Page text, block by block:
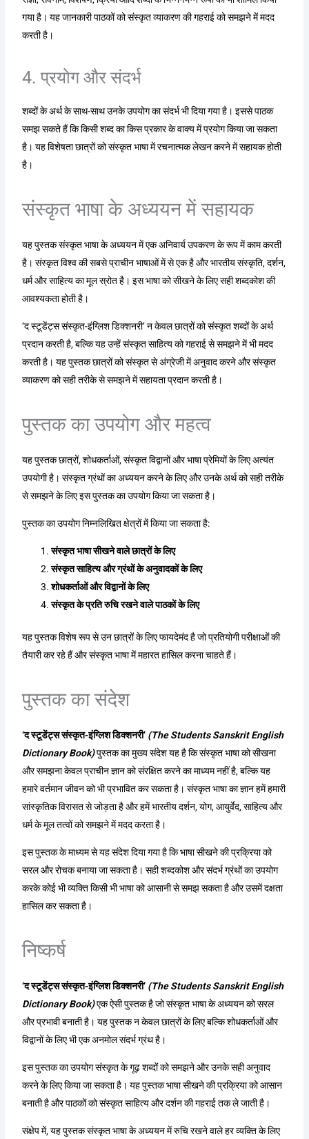
गया है। यह जानकारी पाठकों को संस्कृत व्याकरण की गहराई को समझने में मदद
करती है।
4. प्रयोग और संदर्भ
शब्दों के अर्थ के साथ-साथ उनके उपयोग का संदर्भ भी दिया गया है। इससे पाठक
समझ सकते हैं कि किसी शब्द का किस प्रकार के वाक्य में प्रयोग किया जा सकता
है। यह विशेषता छात्रों को संस्कृत भाषा में रचनात्मक लेखन करने में सहायक होती
है।
संस्कृत भाषा के अध्ययन में सहायक
यह पुस्तक संस्कृत भाषा के अध्ययन में एक अनिवार्य उपकरण के रूप में काम करती
है। संस्कृत विश्व की सबसे प्राचीन भाषाओं में से एक है और भारतीय संस्कृति, दर्शन,
धर्म और साहित्य का मूल स्रोत है। इस भाषा को सीखने के लिए सही शब्दकोश की
आवश्यकता होती है।
‘द स्टूडेंट्स संस्कृत-इंग्लिश डिक्शनरी’ न केवल छात्रों को संस्कृत शब्दों के अर्थ
प्रदान करती है, बल्कि यह उन्हें संस्कृत साहित्य को गहराई से समझने में भी मदद
करती है। यह पुस्तक छात्रों को संस्कृत से अंग्रेजी में अनुवाद करने और संस्कृत
व्याकरण को सही तरीके से समझने में सहायता प्रदान करती है।
पुस्तक का उपयोग और महत्व
यह पुस्तक छात्रों, शोधकर्ताओं, संस्कृत विद्वानों और भाषा प्रेमियों के लिए अत्यंत
उपयोगी है। संस्कृत ग्रंथों का अध्ययन करने के लिए और उनके अर्थ को सही तरीके
से समझने के लिए इस पुस्तक का उपयोग किया जा सकता है।
पुस्तक का उपयोग निम्नलिखित क्षेत्रों में किया जा सकता है:
संस्कृत भाषा सीखने वाले छात्रों के लिए
संस्कृत साहित्य और ग्रंथों के अनुवादकों के लिए
शोधकर्ताओं और विद्वानों के लिए
संस्कृत के प्रति रुचि रखने वाले पाठकों के लिए
यह पुस्तक विशेष रूप से उन छात्रों के लिए फायदेमंद है जो प्रतियोगी परीक्षाओं की
तैयारी कर रहे हैं और संस्कृत भाषा में महारत हासिल करना चाहते हैं।
पुस्तक का संदेश
‘द स्टूडेंट्स संस्कृत-इंग्लिश डिक्शनरी’(The Students Sanskrit English
Dictionary Book)पुस्तक का मुख्य संदेश यह है कि संस्कृत भाषा को सीखना
और समझना केवल प्राचीन ज्ञान को संरक्षित करने का माध्यम नहीं है, बल्कि यह
हमारे वर्तमान जीवन को भी प्रभावित कर सकता है। संस्कृत भाषा का ज्ञान हमें हमारी
सांस्कृतिक विरासत से जोड़ता है और हमें भारतीय दर्शन, योग, आयुर्वेद, साहित्य और
धर्म के मूल तत्वों को समझने में मदद करता है।
इस पुस्तक के माध्यम से यह संदेश दिया गया है कि भाषा सीखने की प्रक्रिया को
सरल और रोचक बनाया जा सकता है। सही शब्दकोश और संदर्भ ग्रंथों का उपयोग
करके कोई भी व्यक्ति किसी भी भाषा को आसानी से समझ सकता है और उसमें दक्षता
हासिल कर सकता है।
निष्कर्ष
‘द स्टूडेंट्स संस्कृत-इंग्लिश डिक्शनरी’(The Students Sanskrit English
Dictionary Book)एक ऐसी पुस्तक है जो संस्कृत भाषा के अध्ययन को सरल
और प्रभावी बनाती है। यह पुस्तक न केवल छात्रों के लिए बल्कि शोधकर्ताओं और
विद्वानों के लिए भी एक अनमोल संदर्भ ग्रंथ है।
इस पुस्तक का उपयोग संस्कृत के गूढ़ शब्दों को समझने और उनके सही अनुवाद
करने के लिए किया जा सकता है। यह पुस्तक भाषा सीखने की प्रक्रिया को आसान
बनाती है और पाठकों को संस्कृत साहित्य और दर्शन की गहराई तक ले जाती है।
संक्षेप में, यह पुस्तक संस्कृत भाषा के अध्ययन में रुचि रखने वाले हर व्यक्ति के लिए